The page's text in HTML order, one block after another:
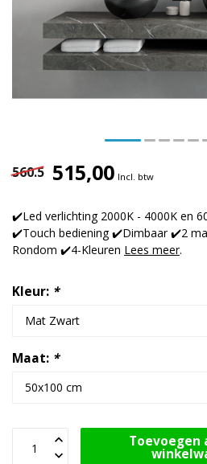
560.5 515,00 Incl. btw
✔️Led verlichting 2000K - 4000K en
✔️Touch bediening ✔️Dimbaar ✔️2
Rondom ✔️4-Kleuren Lees meer.
Kleur: *
Maat: *
Toevoegen